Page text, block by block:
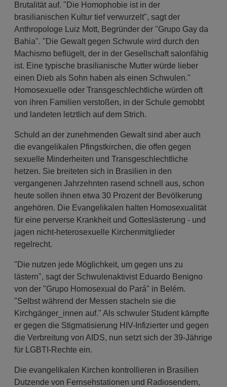
Brutalität auf. "Die Homophobie ist in der
brasilianischen Kultur tief verwurzelt", sagt der
Anthropologe Luiz Mott, Begründer der "Grupo Gay da
Bahia". "Die Gewalt gegen Schwule wird durch den
Machismo beflügelt, der in der Gesellschaft salonfähig
ist. Eine typische brasilianische Mutter würde lieber
einen Dieb als Sohn haben als einen Schwulen."
Homosexuelle oder Transgeschlechtliche würden oft
von ihren Familien verstoßen, in der Schule gemobbt
und landeten letztlich auf dem Strich.
Schuld an der zunehmenden Gewalt sind aber auch
die evangelikalen Pfingstkirchen, die offen gegen
sexuelle Minderheiten und Transgeschlechtliche
hetzen. Sie breiteten sich in Brasilien in den
vergangenen Jahrzehnten rasend schnell aus, schon
heute sollen ihnen etwa 30 Prozent der Bevölkerung
angehören. Die Evangelikalen halten Homosexualität
für eine perverse Krankheit und Gotteslästerung - und
jagen nicht-heterosexuelle Kirchenmitglieder
regelrecht.
"Die nutzen jede Möglichkeit, um gegen uns zu
lästern", sagt der Schwulenaktivist Eduardo Benigno
von der "Grupo Homosexual do Pará" in Belém.
"Selbst während der Messen stacheln sie die
Kirchgänger_innen auf." Als schwuler Student kämpfte
er gegen die Stigmatisierung HIV-Infizierter und gegen
die Verbreitung von AIDS, nun setzt sich der 39-Jährige
für LGBTI-Rechte ein.
Die evangelikalen Kirchen kontrollieren in Brasilien
Dutzende von Fernsehstationen und Radiosendern,